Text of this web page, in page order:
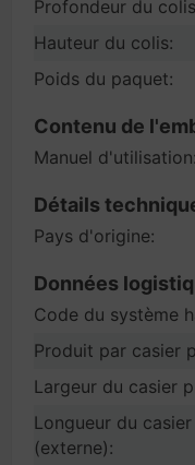
Profondeur du
Hauteur du colis:
Poids du paquet:
Contenu de
Manuel d'utilisation:
Détails
Pays d'origine:
Données
Code du système
Produit par casier
Largeur du casier
Longueur du
(externe):